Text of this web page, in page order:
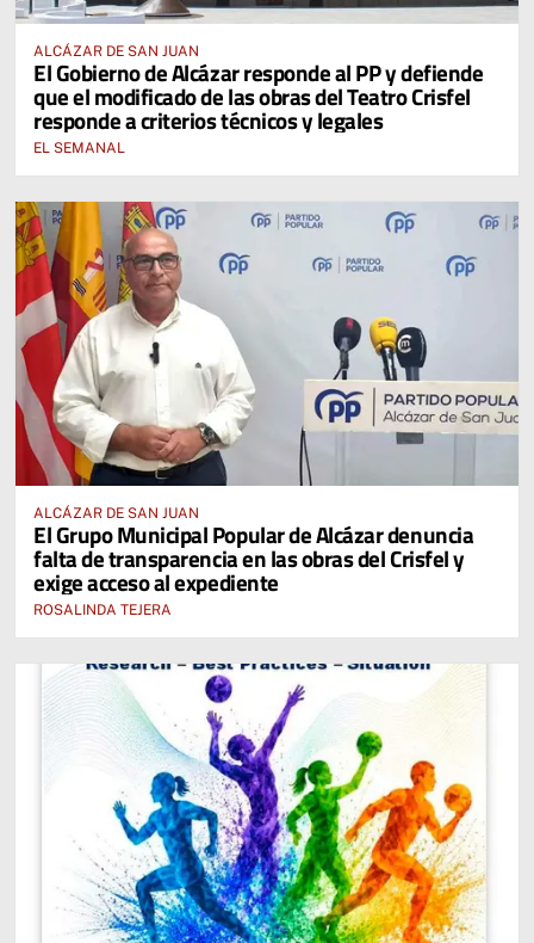
ALCÁZAR DE SAN JUAN
El Gobierno de Alcázar responde al PP y defiende
que el modificado de las obras del Teatro Crisfel
responde a criterios técnicos y legales
EL SEMANAL
ALCÁZAR DE SAN JUAN
El Grupo Municipal Popular de Alcázar denuncia
falta de transparencia en las obras del Crisfel y
exige acceso al expediente
ROSALINDA TEJERA